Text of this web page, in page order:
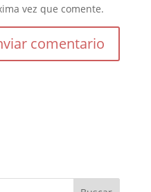
vez que comente.